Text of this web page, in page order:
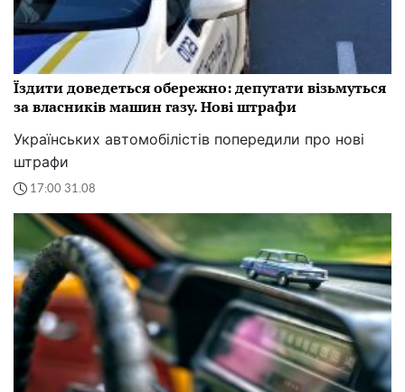
Їздити доведеться обережно: депутати візьмуться
за власників машин газу. Нові штрафи
Українських автомобілістів попередили про нові
штрафи
17:00 31.08